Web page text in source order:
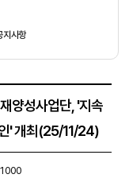
지사항
양성사업단, '지속
' 개최(25/11/24)